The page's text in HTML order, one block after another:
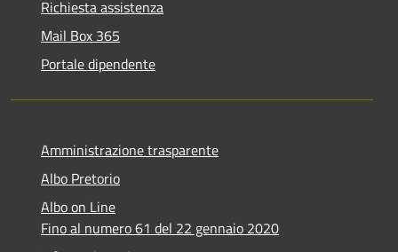
Richiesta assistenza
Mail Box 365
Portale dipendente
Amministrazione trasparente
Albo Pretorio
Albo on Line
Fino al numero 61 del 22 gennaio 2020